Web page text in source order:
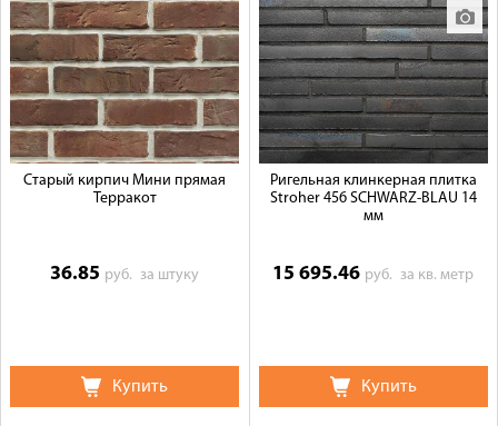
Старый кирпич Мини прямая
Терракот
36.85 руб.за штуку
Купить
Ригельная клинкерная плитка
Stroher 456 SCHWARZ-BLAU 14
мм
15 695.46 руб.за кв. метр
Купить